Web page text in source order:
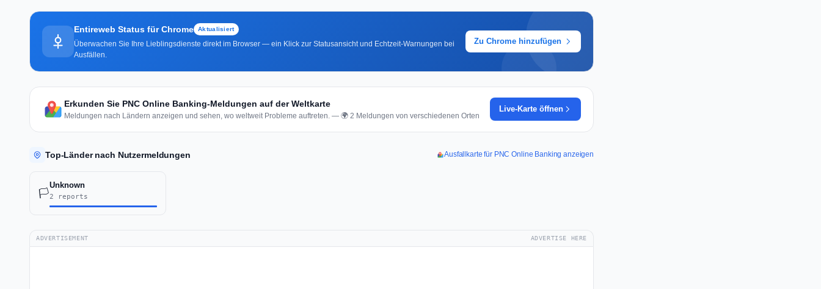
Entireweb Status für Chrome Aktualisiert
Überwachen Sie Ihre Lieblingsdienste direkt im Browser — ein Klick zur Statusansicht und Echtzeit-Warnungen bei
Ausfällen.
Zu Chrome hinzufügen
Erkunden Sie PNC Online Banking-Meldungen auf der Weltkarte
Meldungen nach Ländern anzeigen und sehen, wo weltweit Probleme auftreten. — 🌍 2 Meldungen von verschiedenen Orten
Live-Karte öffnen
Top-Länder nach Nutzermeldungen Ausfallkarte für PNC Online Banking anzeigen
🏳️
Unknown
2 reports
ADVERTISEMENT ADVERTISE HERE